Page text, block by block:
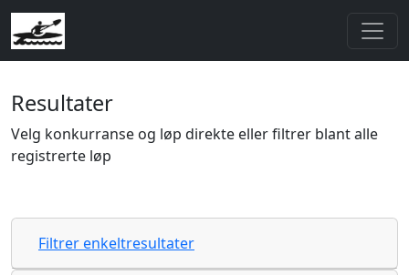
Resultater
Velg konkurranse og løp direkte eller filtrer blant alle
registrerte løp
Filtrer enkeltresultater